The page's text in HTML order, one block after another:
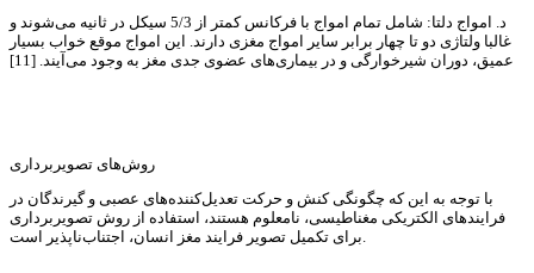
د. امواج دلتا: شامل تمام امواج با فركانس كمتر از 5/3 سیكل در ثانیه می‌شوند و
غالبا ولتاژی دو تا چهار برابر سایر امواج مغزی دارند. این امواج موقع خواب بسیار
عمیق، دوران شیرخوارگی و در بیماری‌های عضوی جدی مغز به وجود می‌آیند. [11]
روش‌های تصویربرداری
با توجه به این كه چگونگی كنش و حركت تعدیل‌كننده‌های عصبی و گیرندگان در
فرایندهای الكتریكی مغناطیسی، نامعلوم هستند، استفاده از روش تصویربرداری